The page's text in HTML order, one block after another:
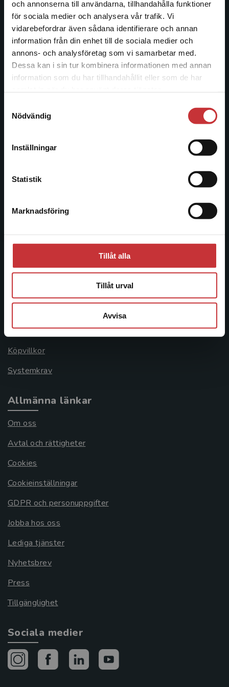
och annonserna till användarna, tillhandahålla funktioner
för sociala medier och analysera vår trafik. Vi
vidarebefordrar även sådana identifierare och annan
information från din enhet till de sociala medier och
annons- och analysföretag som vi samarbetar med.
Dessa kan i sin tur kombinera informationen med annan
information som du har tillhandahållit eller som de har
Nödvändig
Inställningar
Statistik
Marknadsföring
Tillåt alla
Tillåt urval
Avvisa
Begränsad fraktregion
Det verkar som att du besöker
studentlitteratur.se via en enhet utanför Sverige.
Vi erbjuder inte leveranser utanför Sverige. För
att kunna slutföra ett köp måste
Studentlitteratur
Studentlitteratur grundades 1963 och är idag Sveriges
ledande utbildningsförlag. Med läromedel, kurslitteratur,
facklitteratur, utbildningar och digitala
informationstjänster i utbudet, finns Studentlitteratur med
längs hela kunskapsresan.
046-31 20 00
Box 141
Besöksadress:
226 60 Lund
Kundservice
Frågor och svar
Köpvillkor
Systemkrav
Allmänna länkar
Om oss
Avtal och rättigheter
Cookies
Cookieinställningar
GDPR och personuppgifter
Jobba hos oss
Lediga tjänster
Nyhetsbrev
Press
Tillgänglighet
Sociala medier